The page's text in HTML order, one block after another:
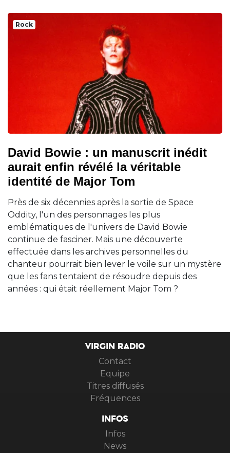
Rock
David Bowie : un manuscrit inédit
aurait enfin révélé la véritable
identité de Major Tom
Près de six décennies après la sortie de Space
Oddity, l'un des personnages les plus
emblématiques de l'univers de David Bowie
continue de fasciner. Mais une découverte
effectuée dans les archives personnelles du
chanteur pourrait bien lever le voile sur un mystère
que les fans tentaient de résoudre depuis des
années : qui était réellement Major Tom ?
VIRGIN RADIO
Contact
Equipe
Titres diffusés
Fréquences
INFOS
Infos
News